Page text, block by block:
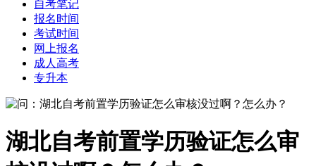
自考笔记
报名时间
考试时间
网上报名
成人高考
专升本
湖北自考前置学历验证怎么审